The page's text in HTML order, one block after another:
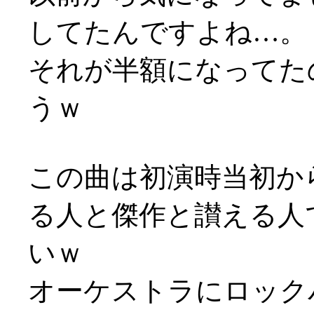
してたんですよね…。
それが半額になって
うｗ
この曲は初演時当初
る人と傑作と讃える
いｗ
オーケストラにロッ